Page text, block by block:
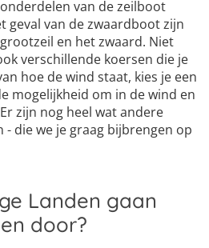
van de zeilboot
geval van de zwaardboot zijn
en het zwaard. Niet
verschillende koersen die je
hoe de wind staat, kies je een
mogelijkheid om in de wind en
zijn nog heel wat andere
die we je graag bijbrengen op
Landen gaan
door?